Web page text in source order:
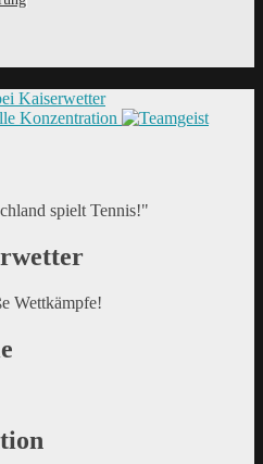
spielt Tennis!"
Wettkämpfe!